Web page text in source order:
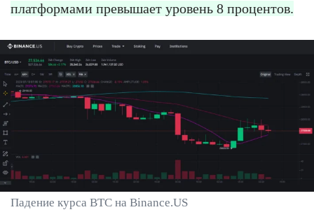
платформами превышает уровень 8 процентов.
Падение курса BTC на Binance.US